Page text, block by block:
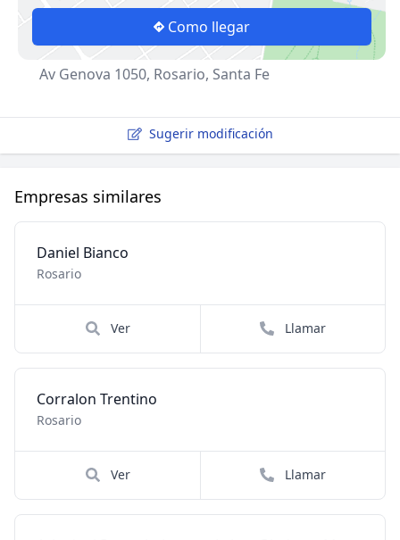
Como llegar
Av Genova 1050, Rosario, Santa Fe
Sugerir modificación
Empresas similares
Daniel Bianco
Rosario
Ver Llamar
Corralon Trentino
Rosario
Ver Llamar